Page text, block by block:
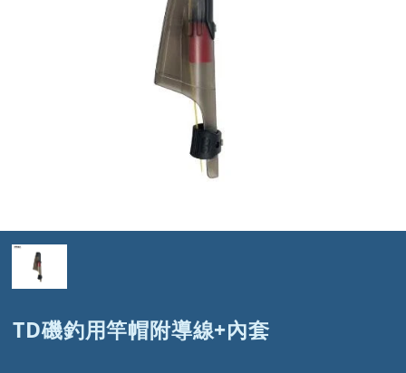
TD磯釣用竿帽附導線+內套